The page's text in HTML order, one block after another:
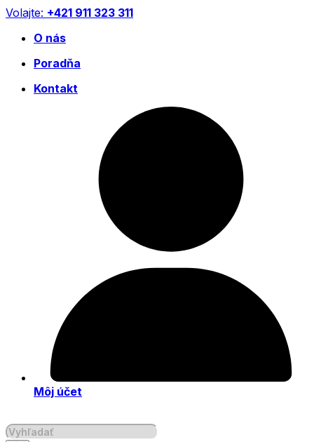
Preskočiť
obsah
Volajte: +421 911 323 311
O nás
Poradňa
Kontakt
Môj účet
Products